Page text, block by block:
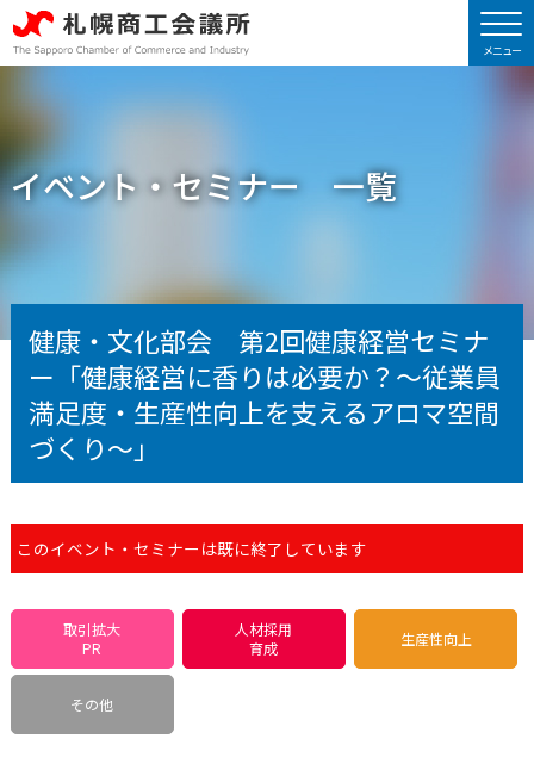
イベント・セミナー 一覧
健康・文化部会 第2回健康経営セミナ
ー「健康経営に香りは必要か？〜従業員
満⾜度・⽣産性向上を⽀えるアロマ空間
づくり〜」
このイベント・セミナーは既に終了しています
取引拡大
PR
人材採用
育成
生産性向上
その他